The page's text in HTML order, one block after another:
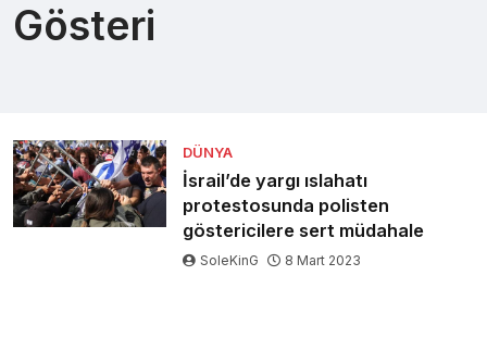
Gösteri
DÜNYA
İsrail’de yargı ıslahatı
protestosunda polisten
göstericilere sert müdahale
SoleKinG 8 Mart 2023